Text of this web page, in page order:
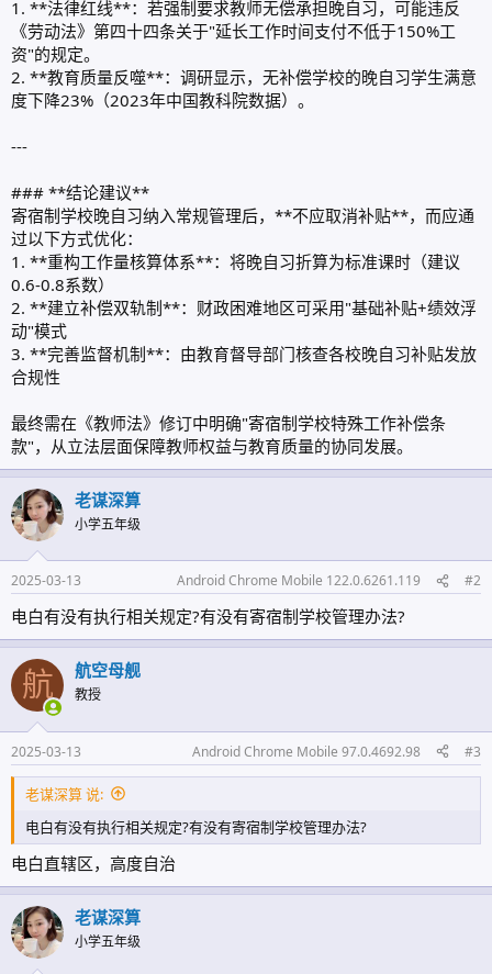
1. **法律红线**：若强制要求教师无偿承担晚自习，可能违反
《劳动法》第四十四条关于"延长工作时间支付不低于150%工
资"的规定。
2. **教育质量反噬**：调研显示，无补偿学校的晚自习学生满意
度下降23%（2023年中国教科院数据）。
---
### **结论建议**
寄宿制学校晚自习纳入常规管理后，**不应取消补贴**，而应通
过以下方式优化：
1. **重构工作量核算体系**：将晚自习折算为标准课时（建议
0.6-0.8系数）
2. **建立补偿双轨制**：财政困难地区可采用"基础补贴+绩效浮
动"模式
3. **完善监督机制**：由教育督导部门核查各校晚自习补贴发放
合规性
最终需在《教师法》修订中明确"寄宿制学校特殊工作补偿条
款"，从立法层面保障教师权益与教育质量的协同发展。
老谋深算
小学五年级
2025-03-13 Android Chrome Mobile 122.0.6261.119 #2
电白有没有执行相关规定?有没有寄宿制学校管理办法?
航 航空母舰
教授
2025-03-13 Android Chrome Mobile 97.0.4692.98 #3
老谋深算 说:
电白有没有执行相关规定?有没有寄宿制学校管理办法?
电白直辖区，高度自治
老谋深算
小学五年级